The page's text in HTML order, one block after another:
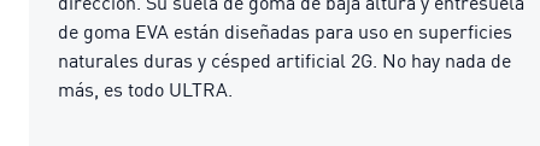
de goma EVA están diseñadas para uso en superficies
naturales duras y césped artificial 2G. No hay nada de
más, es todo ULTRA.